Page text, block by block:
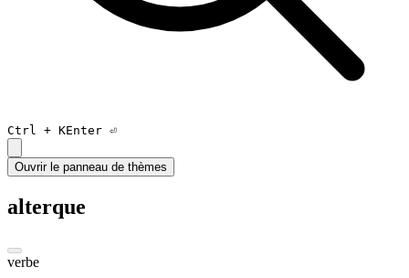
Ctrl + KEnter ⏎
Ouvrir le panneau de thèmes
alterque
verbe